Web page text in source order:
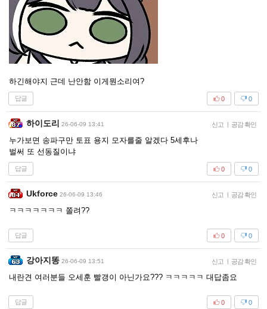
하긴해야지 근데 난안함 이게뭔소리여?
답글 0
0
하이도리 26-06-09 13:41 신고 | 공감 확인
누가보면 송파구만 토표 용지 모자를줄 알겠다 5세후나
벌써 또 선동질이냐
답글 0
0
Ukforce 26-06-09 13:46 신고 | 공감 확인
ㅋㅋㅋㅋㅋㅋㅋ 쫄려??
답글 0
0
강아지똥 26-06-09 13:51 신고 | 공감 확인
내란견 여러분들 오세훈 빨갱이 아닌가요??? ㅋㅋㅋㅋㅋ 대답좀요
답글 0
0